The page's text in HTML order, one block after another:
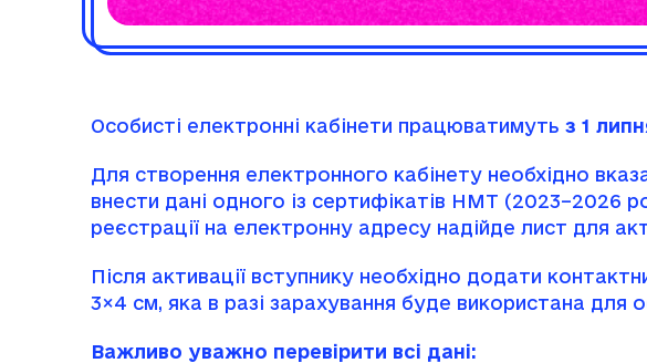
Особисті електронні кабінети працюватимуть з 1
Для створення електронного кабінету необхідно
внести дані одного із сертифікатів НМТ (2023–2026
реєстрації на електронну адресу надійде лист для
Після активації вступнику необхідно додати
3×4 см, яка в разі зарахування буде використана для
Важливо уважно перевірити всі дані: